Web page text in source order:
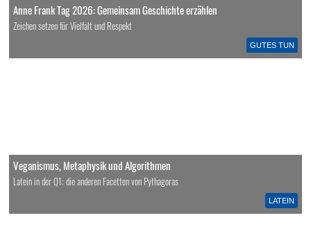
GUTES TUN
Anne Frank Tag 2026: Gemeinsam Geschichte erzählen
Zeichen setzen für Vielfalt und Respekt
LATEIN
Veganismus, Metaphysik und Algorithmen
Latein in der Q1: die anderen Facetten von Pythagoras